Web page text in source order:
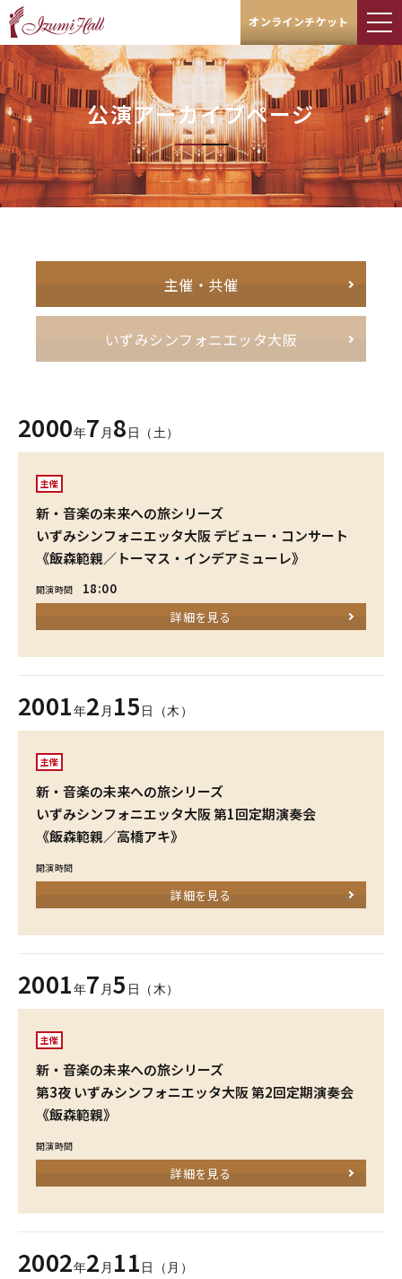
オンラインチケット
公演アーカイブページ
主催・共催
いずみシンフォニエッタ大阪
2000年7 月 8 日（土）
主催
新・音楽の未来への旅シリーズ
いずみシンフォニエッタ大阪 デビュー・コンサート
《飯森範親／トーマス・インデアミューレ》
開演時間
18:00
詳細を見る
2001年2 月 15 日（木）
主催
新・音楽の未来への旅シリーズ
いずみシンフォニエッタ大阪 第1回定期演奏会
《飯森範親／高橋アキ》
開演時間
詳細を見る
2001年7 月5 日（木）
主催
新・音楽の未来への旅シリーズ
第3夜 いずみシンフォニエッタ大阪 第2回定期演奏会
《飯森範親》
開演時間
詳細を見る
2002年2 月 11 日（月）